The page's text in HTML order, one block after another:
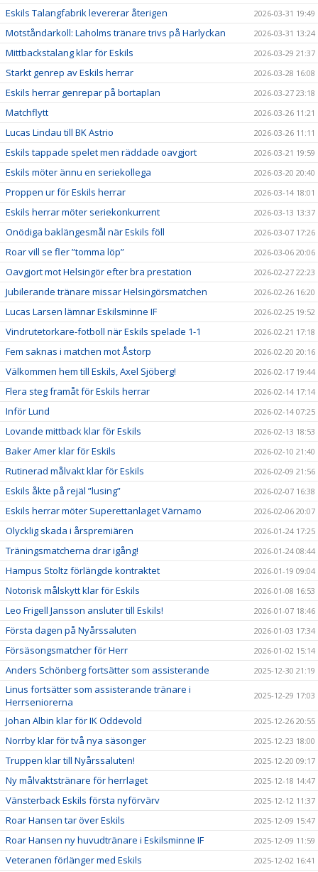
Eskils Talangfabrik levererar återigen 2026-03-31 19:49
Motståndarkoll: Laholms tränare trivs på Harlyckan 2026-03-31 13:24
Mittbackstalang klar för Eskils 2026-03-29 21:37
Starkt genrep av Eskils herrar 2026-03-28 16:08
Eskils herrar genrepar på bortaplan 2026-03-27 23:18
Matchflytt 2026-03-26 11:21
Lucas Lindau till BK Astrio 2026-03-26 11:11
Eskils tappade spelet men räddade oavgjort 2026-03-21 19:59
Eskils möter ännu en seriekollega 2026-03-20 20:40
Proppen ur för Eskils herrar 2026-03-14 18:01
Eskils herrar möter seriekonkurrent 2026-03-13 13:37
Onödiga baklängesmål när Eskils föll 2026-03-07 17:26
Roar vill se fler ”tomma löp” 2026-03-06 20:06
Oavgjort mot Helsingör efter bra prestation 2026-02-27 22:23
Jubilerande tränare missar Helsingörsmatchen 2026-02-26 16:20
Lucas Larsen lämnar Eskilsminne IF 2026-02-25 19:52
Vindrutetorkare-fotboll när Eskils spelade 1-1 2026-02-21 17:18
Fem saknas i matchen mot Åstorp 2026-02-20 20:16
Välkommen hem till Eskils, Axel Sjöberg! 2026-02-17 19:44
Flera steg framåt för Eskils herrar 2026-02-14 17:14
Inför Lund 2026-02-14 07:25
Lovande mittback klar för Eskils 2026-02-13 18:53
Baker Amer klar för Eskils 2026-02-10 21:40
Rutinerad målvakt klar för Eskils 2026-02-09 21:56
Eskils åkte på rejäl ”lusing” 2026-02-07 16:38
Eskils herrar möter Superettanlaget Värnamo 2026-02-06 20:07
Olycklig skada i årspremiären 2026-01-24 17:25
Träningsmatcherna drar igång! 2026-01-24 08:44
Hampus Stoltz förlängde kontraktet 2026-01-19 09:04
Notorisk målskytt klar för Eskils 2026-01-08 16:53
Leo Frigell Jansson ansluter till Eskils! 2026-01-07 18:46
Första dagen på Nyårssaluten 2026-01-03 17:34
Försäsongsmatcher för Herr 2026-01-02 15:14
Anders Schönberg fortsätter som assisterande 2025-12-30 21:19
Linus fortsätter som assisterande tränare i
Herrseniorerna
2025-12-29 17:03
Johan Albin klar för IK Oddevold 2025-12-26 20:55
Norrby klar för två nya säsonger 2025-12-23 18:00
Truppen klar till Nyårssaluten! 2025-12-20 09:17
Ny målvaktstränare för herrlaget 2025-12-18 14:47
Vänsterback Eskils första nyförvärv 2025-12-12 11:37
Roar Hansen tar över Eskils 2025-12-09 15:47
Roar Hansen ny huvudtränare i Eskilsminne IF 2025-12-09 11:59
Veteranen förlänger med Eskils 2025-12-02 16:41